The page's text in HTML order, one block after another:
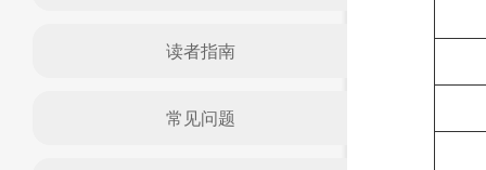
读者指南
常见问题